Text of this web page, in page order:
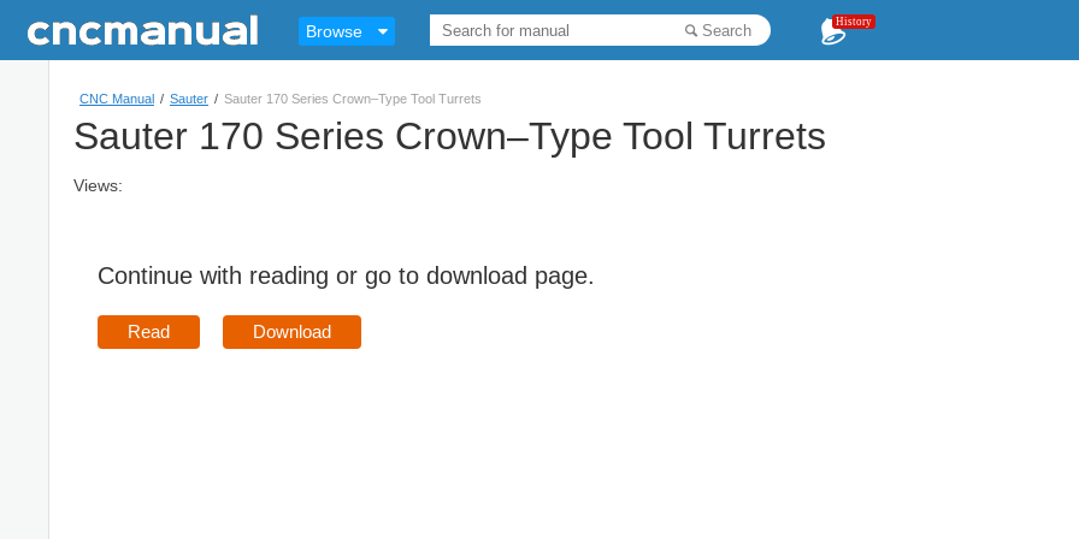
Browse Search History
CNC Manual / Sauter / Sauter 170 Series Crown–Type Tool Turrets
Sauter 170 Series Crown–Type Tool Turrets
Views:
Continue with reading or go to download page.
Read Download